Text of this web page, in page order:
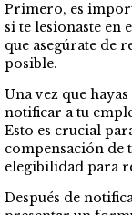
Primero, es
si te lesionaste en
que asegúrate de
posible.
Una vez que
notificar a tu
Esto es crucial
compensación de
elegibilidad para
Después de